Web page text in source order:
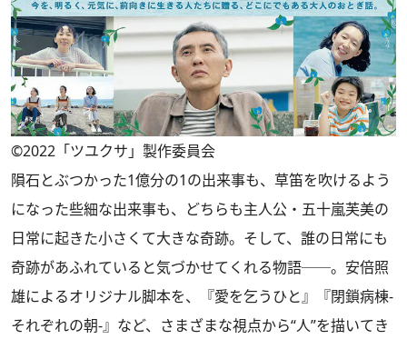
©2022「ツユクサ」製作委員会
隕石とぶつかった1億分の1の出来事も、草笛を吹けるよう
になった些細な出来事も、どちらも主人公・五十嵐芙美の
日常に起きた小さくて大きな奇跡。そして、誰の日常にも
奇跡があふれていると気づかせてくれる物語──。安倍照
雄によるオリジナル脚本を、『愛を乞うひと』『閉鎖病棟-
それぞれの朝-』など、さまざまな視点から“人”を描いてき